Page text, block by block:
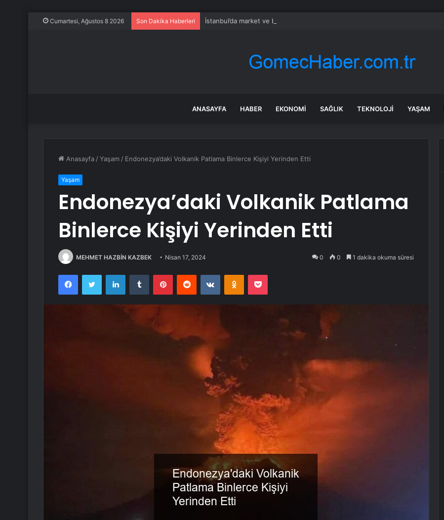
Cumartesi, Ağustos 8 2026 Son Dakika Haberleri İstanbul’da market ve bakkallarda yeni uygulama devreye girdi
ANASAYFA HABER EKONOMI SAĞLIK TEKNOLOJI YAŞAM
Anasayfa /Yaşam / Endonezya’daki Volkanik Patlama Binlerce Kişiyi Yerinden Etti
Yaşam
Endonezya’daki Volkanik Patlama
Binlerce Kişiyi Yerinden Etti
MEHMET HAZBİN KAZBEK Nisan 17, 2024 0 0 1 dakika okuma süresi
FacebookTwitter LinkedInTumblr PinterestReddit VKontakteOdnoklassniki
Pocket